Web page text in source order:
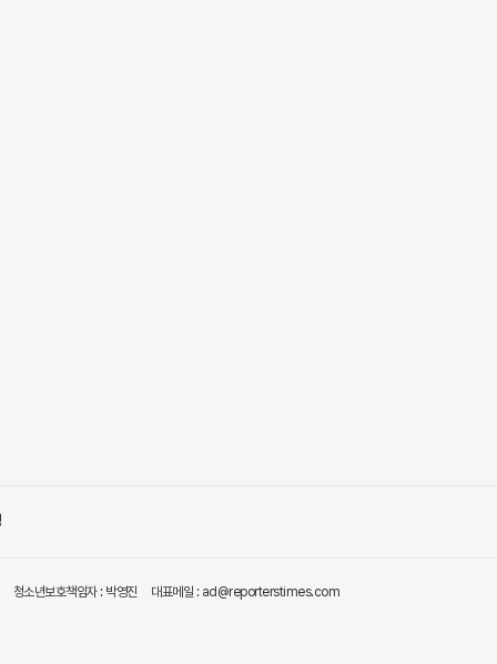
청소년보호책임자 : 박영진 대표메일 : ad@reporterstimes.com